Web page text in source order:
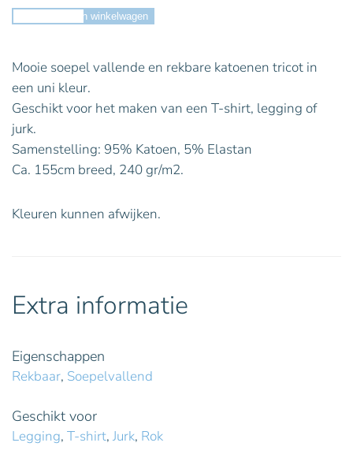
Toevoegen aan winkelwagen
Mooie soepel vallende en rekbare katoenen tricot in
een uni kleur.
Geschikt voor het maken van een T-shirt, legging of
jurk.
Samenstelling: 95% Katoen, 5% Elastan
Ca. 155cm breed, 240 gr/m2.
Kleuren kunnen afwijken.
Extra informatie
Eigenschappen
Rekbaar, Soepelvallend
Geschikt voor
Legging, T-shirt, Jurk, Rok